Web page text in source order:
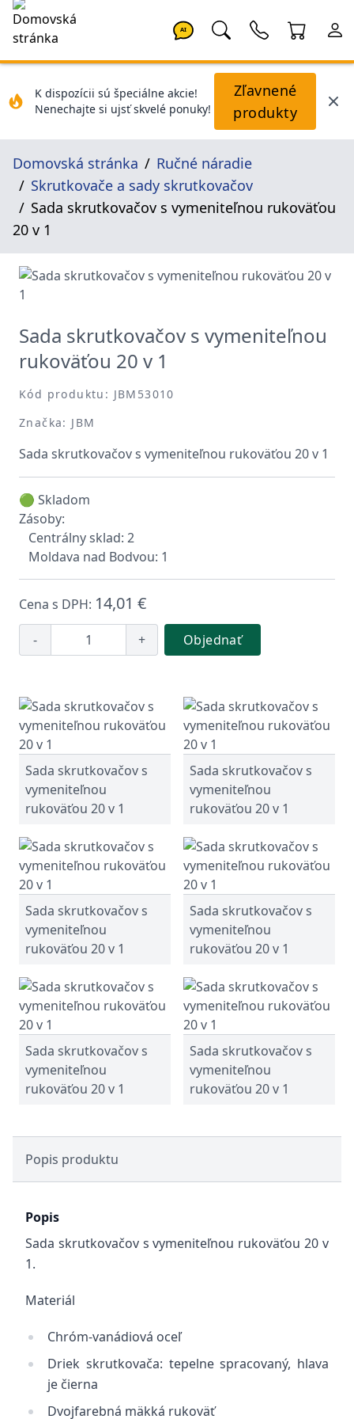
AI
K dispozícii sú špeciálne akcie!
Nenechajte si ujsť skvelé ponuky!
Zľavnené
produkty
Domovská stránka
Ručné náradie
Skrutkovače a sady skrutkovačov
Sada skrutkovačov s vymeniteľnou rukoväťou
20 v 1
Sada skrutkovačov s vymeniteľnou
rukoväťou 20 v 1
Kód produktu: JBM53010
Značka: JBM
Sada skrutkovačov s vymeniteľnou rukoväťou 20 v 1
🟢 Skladom
Zásoby:
Centrálny sklad: 2
Moldava nad Bodvou: 1
Cena s DPH: 14,01 €
- + Objednať
Sada skrutkovačov s
vymeniteľnou
rukoväťou 20 v 1
Sada skrutkovačov s
vymeniteľnou
rukoväťou 20 v 1
Sada skrutkovačov s
vymeniteľnou
rukoväťou 20 v 1
Sada skrutkovačov s
vymeniteľnou
rukoväťou 20 v 1
Sada skrutkovačov s
vymeniteľnou
rukoväťou 20 v 1
Sada skrutkovačov s
vymeniteľnou
rukoväťou 20 v 1
Popis produktu
Popis
Sada skrutkovačov s vymeniteľnou rukoväťou 20 v
1.
Materiál
Chróm-vanádiová oceľ
Driek skrutkovača: tepelne spracovaný, hlava
je čierna
Dvojfarebná mäkká rukoväť